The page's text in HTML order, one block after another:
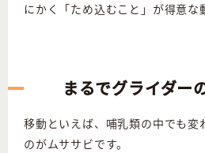
にかく「ため込むこと」が得意な
まるでグライダー
移動といえば、哺乳類の中でも変
のがムササビです。